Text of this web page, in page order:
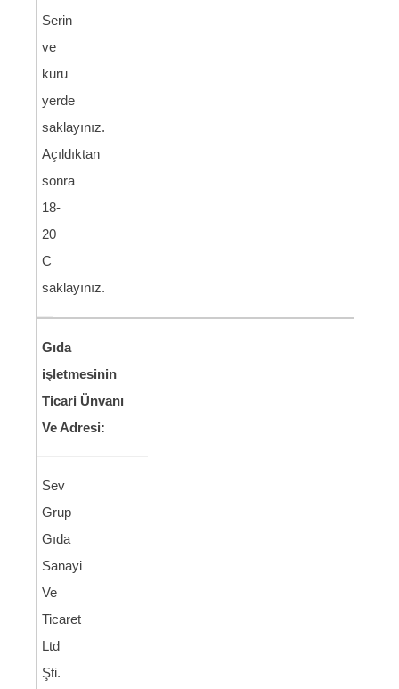
Serin
ve
kuru
yerde
saklayınız.
Açıldıktan
sonra
18-
20
C
saklayınız.
Gıda
işletmesinin
Ticari Ünvanı
Ve Adresi:
Sev
Grup
Gıda
Sanayi
Ve
Ticaret
Ltd
Şti.